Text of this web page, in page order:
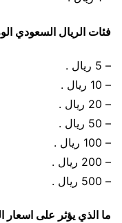
فئات الريال السعودي
– 5 ريال .
– 10 ريال .
– 20 ريال .
– 50 ريال .
– 100 ريال .
– 200 ريال .
– 500 ريال .
ما الذي يؤثر على اسعار